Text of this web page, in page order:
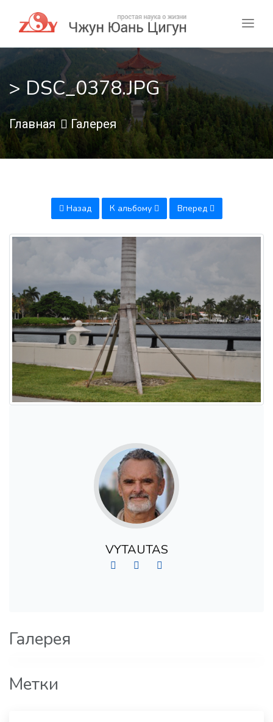
> DSC_0378.JPG
Главная Галерея
Назад К альбому Вперед
VYTAUTAS
Галерея
Метки